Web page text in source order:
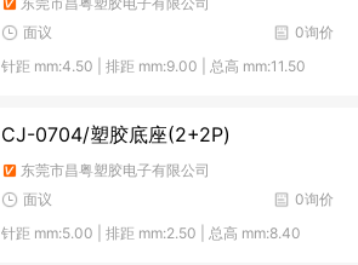
0询价
面议
针距 mm:4.50 | 排距 mm:9.00 | 总高 mm:11.50
CJ-0704/塑胶底座(2+2P)
东莞市昌粤塑胶电子有限公司
0询价
面议
针距 mm:5.00 | 排距 mm:2.50 | 总高 mm:8.40